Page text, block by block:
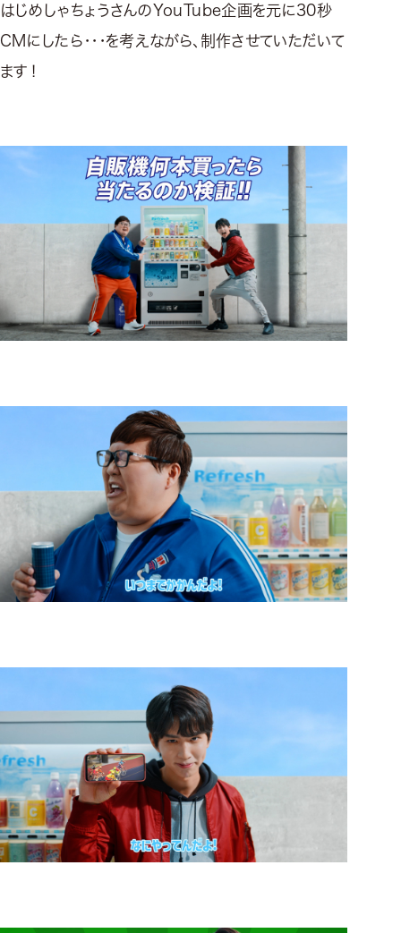
はじめしゃちょうさんのYouTube企画を元に30秒
CMにしたら・・・を考えながら、制作させていただいて
ます！